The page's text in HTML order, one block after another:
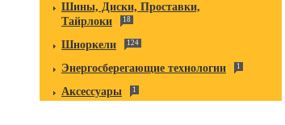
Шины, Диски, Проставки,
Тайрлоки
18
Шноркели 124
Энергосберегающие технологии 1
Аксессуары 1